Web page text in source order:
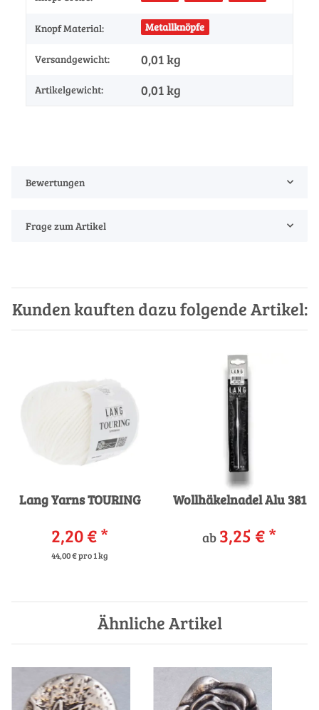
Knopf Material: Metallknöpfe
Versandgewicht: 0,01 kg
Artikelgewicht: 0,01kg
Bewertungen
Frage zum Artikel
Kunden kauften dazu folgende Artikel:
Lang Yarns TOURING
2,20 €*
44,00 € pro 1 kg
Wollhäkelnadel Alu 381
ab 3,25 €*
Ähnliche Artikel